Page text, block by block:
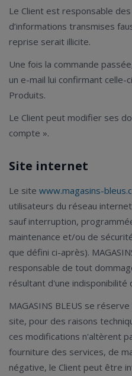
Le Client est responsable
d’informations transmises
reprise serait illicite.
Une fois la commande
un e-mail lui confirmant celle-
Produits.
Le Client peut modifier ses
compte ».
Site internet
Le site www.magasins-
utilisateurs du réseau
sauf interruption,
maintenance et/ou de
que défini ci-après).
responsable de tout
résultant d'une indisponibilité
MAGASINS BLEUS se
site, pour des raisons
ces modifications n'altèrent
fourniture des services, de
négative, le Client peut être